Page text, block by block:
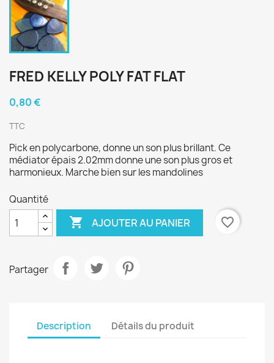
FRED KELLY POLY FAT FLAT
0,80 €
TTC
Pick en polycarbone, donne un son plus brillant. Ce
médiator épais 2.02mm donne une son plus gros et
harmonieux. Marche bien sur les mandolines
Quantité
 AJOUTER AU PANIER favorite_border
Partager
Description Détails du produit